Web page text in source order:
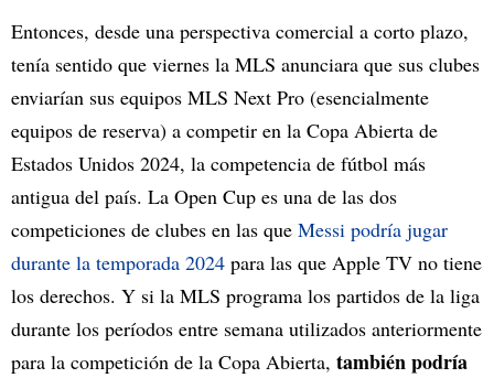
Entonces, desde una perspectiva comercial a corto plazo,
tenía sentido que viernes la MLS anunciara que sus clubes
enviarían sus equipos MLS Next Pro (esencialmente
equipos de reserva) a competir en la Copa Abierta de
Estados Unidos 2024, la competencia de fútbol más
antigua del país. La Open Cup es una de las dos
competiciones de clubes en las que Messi podría jugar
durante la temporada 2024 para las que Apple TV no tiene
los derechos. Y si la MLS programa los partidos de la liga
durante los períodos entre semana utilizados anteriormente
para la competición de la Copa Abierta, también podría